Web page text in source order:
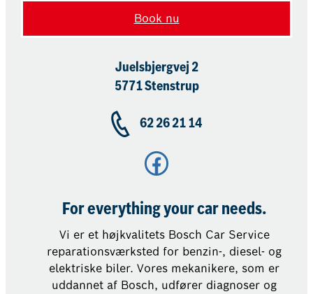
Book nu
Juelsbjergvej 2
5771 Stenstrup
62 26 21 14
Facebook
For everything your car needs.
Vi er et højkvalitets Bosch Car Service
reparationsværksted for benzin-, diesel- og
elektriske biler. Vores mekanikere, som er
uddannet af Bosch, udfører diagnoser og